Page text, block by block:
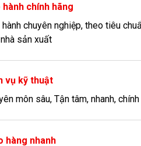
hành chính hãng
hành chuyên nghiệp, theo tiêu
sản xuất
vụ kỹ thuật
môn sâu, Tận tâm, nhanh,
hàng nhanh